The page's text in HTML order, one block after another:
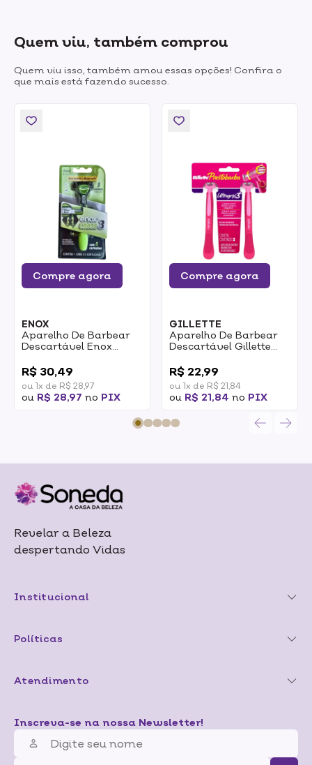
Quem viu, também comprou
Quem viu isso, também amou essas opções! Confira o
que mais está fazendo sucesso.
Compre agora
ENOX
Aparelho De Barbear
Descartável Enox
Cartuchos
R$ 30,49
ou 1x de R$ 28,97
ou R$ 28,97 no PIX
Compre agora
GILLETTE
Aparelho De Barbear
Descartável Gillette
2un
R$ 22,99
ou 1x de R$ 21,84
ou R$ 21,84 no PIX
Revelar a Beleza
despertando Vidas
Institucional
Políticas
Atendimento
Inscreva-se na nossa Newsletter!